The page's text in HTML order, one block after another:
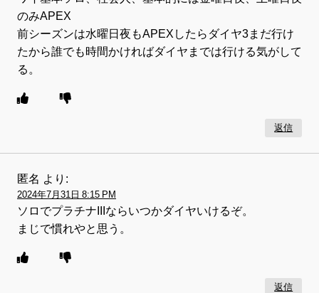
のみAPEX
前シーズンは水曜日夜もAPEXしたらダイヤ3まだ行け
たから誰でも時間かければダイヤまでは行ける気がして
る。
返信
匿名 より:
2024年7月31日 8:15 PM
ソロでプラチナIIIならいつかダイヤいけるぞ。
まじで慣れやと思う。
返信